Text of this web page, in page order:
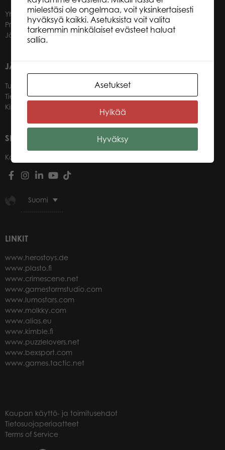
Yhteystiedot
Promotuotteet
Jälleenmyyjät
JÄLLEENMYYJILLEMME
Tule jälleenmyyjäksi
Tietoa jälleenmyyjille
Kirjaudu verkkokauppaan
SEURAA MEITÄ
Kanavat
Suomi
LINKIT
www.herostoys.de
www.plasto.fi
www.crimescene.net
www.gamestormstudio.com
www.lumostars.com
www.molkky.com
www.alias.eu
www.kimble.fi
www.puzzlelovers.net
www.bexsport.com
www.games.tactic.net
Kaupan käyttö- ja toimitusehdot
Tietosuojaperiaatteet
Terms of Service
mielestäsi ole ongelmaa, voit yksinkertaisesti
hyväksyä kaikki. Asetuksista voit valita
tarkemmin minkälaiset evästeet haluat
sallia.
Asetukset
Hylkää
Hyväksy